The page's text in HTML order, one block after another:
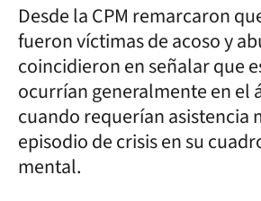
Desde la CPM remarcaron
fueron víctimas de acoso y
coincidieron en señalar que
ocurrían generalmente en el
cuando requerían asistencia
episodio de crisis en su
mental.